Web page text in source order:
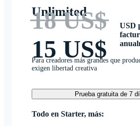
Unlimited
18 US$
15 US$
USD
Para creadores más grandes que
exigen libertad creativa
Prueba gratuita de 7
Todo en Starter, más: